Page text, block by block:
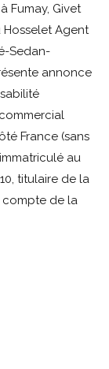
Fumay, Givet
Hosselet Agent
Sedan-
annonce
France (sans
au
titulaire de la
de la